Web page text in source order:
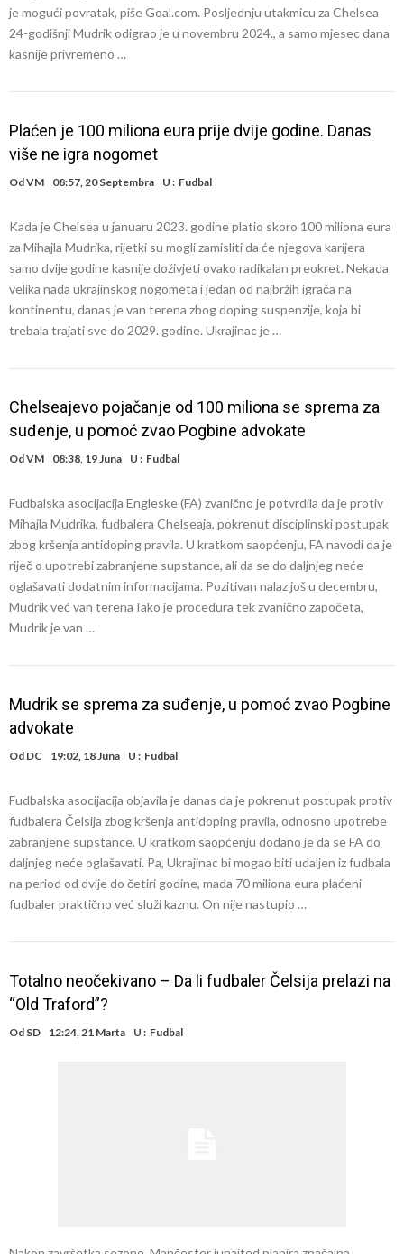
je mogući povratak, piše Goal.com. Posljednju utakmicu za Chelsea
24-godišnji Mudrik odigrao je u novembru 2024., a samo mjesec dana
kasnije privremeno …
Plaćen je 100 miliona eura prije dvije godine. Danas
više ne igra nogomet
OdVM 08:57, 20 Septembra U : Fudbal
Kada je Chelsea u januaru 2023. godine platio skoro 100 miliona eura
za Mihajla Mudrika, rijetki su mogli zamisliti da će njegova karijera
samo dvije godine kasnije doživjeti ovako radikalan preokret. Nekada
velika nada ukrajinskog nogometa i jedan od najbržih igrača na
kontinentu, danas je van terena zbog doping suspenzije, koja bi
trebala trajati sve do 2029. godine. Ukrajinac je …
Chelseajevo pojačanje od 100 miliona se sprema za
suđenje, u pomoć zvao Pogbine advokate
OdVM 08:38, 19 Juna U : Fudbal
Fudbalska asocijacija Engleske (FA) zvanično je potvrdila da je protiv
Mihajla Mudrika, fudbalera Chelseaja, pokrenut disciplinski postupak
zbog kršenja antidoping pravila. U kratkom saopćenju, FA navodi da je
riječ o upotrebi zabranjene supstance, ali da se do daljnjeg neće
oglašavati dodatnim informacijama. Pozitivan nalaz još u decembru,
Mudrik već van terena Iako je procedura tek zvanično započeta,
Mudrik je van …
Mudrik se sprema za suđenje, u pomoć zvao Pogbine
advokate
Od DC 19:02, 18 Juna U : Fudbal
Fudbalska asocijacija objavila je danas da je pokrenut postupak protiv
fudbalera Čelsija zbog kršenja antidoping pravila, odnosno upotrebe
zabranjene supstance. U kratkom saopćenju dodano je da se FA do
daljnjeg neće oglašavati. Pa, Ukrajinac bi mogao biti udaljen iz fudbala
na period od dvije do četiri godine, mada 70 miliona eura plaćeni
fudbaler praktično već služi kaznu. On nije nastupio …
Totalno neočekivano – Da li fudbaler Čelsija prelazi na
“Old Traford”?
Od SD 12:24, 21 Marta U : Fudbal